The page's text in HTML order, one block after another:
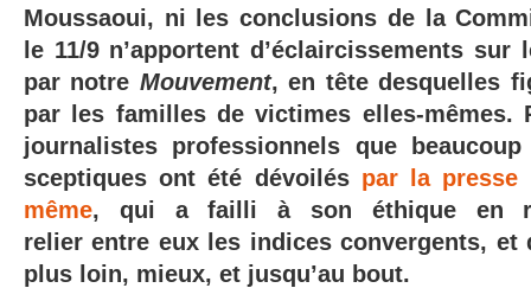
Moussaoui, ni les conclusions de la
le 11/9 n’apportent d’éclaircissements sur
par notre Mouvement, en tête desquelles
par les familles de victimes elles-mêmes.
journalistes professionnels que
sceptiques ont été dévoilés par la presse
même, qui a failli à son éthique en
relier entre eux les indices convergents, et
plus loin, mieux, et jusqu’au bout.